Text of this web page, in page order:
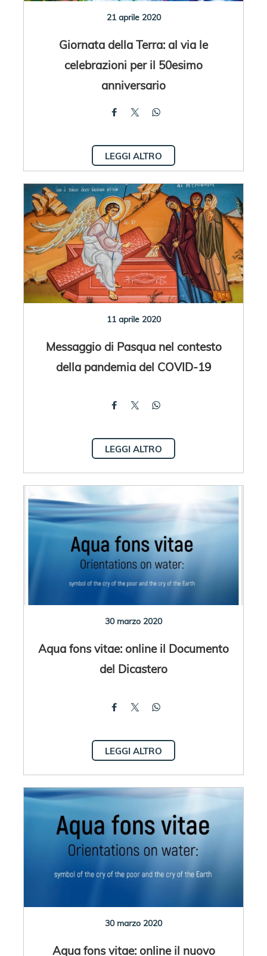
21 aprile 2020
Giornata della Terra: al via le
celebrazioni per il 50esimo
anniversario
LEGGI ALTRO
11 aprile 2020
Messaggio di Pasqua nel contesto
della pandemia del COVID-19
LEGGI ALTRO
30 marzo 2020
Aqua fons vitae: online il Documento
del Dicastero
LEGGI ALTRO
30 marzo 2020
Aqua fons vitae: online il nuovo